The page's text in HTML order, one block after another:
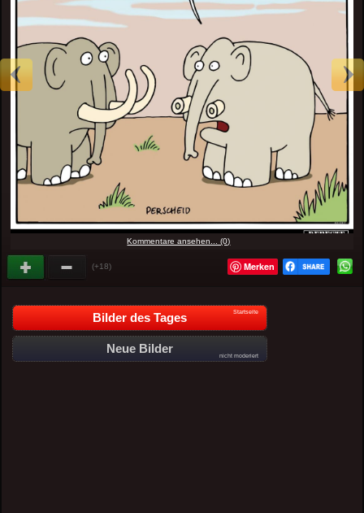
Kommentare ansehen... (0)
(+18) Merken
Bilder des Tages Startseite
Neue Bilder
nicht moderiert